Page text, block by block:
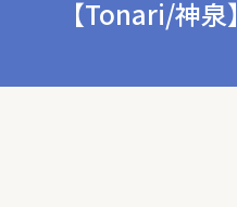
【Tonari/神泉】